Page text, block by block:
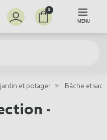
0
MENU
et potager Bâche et
-